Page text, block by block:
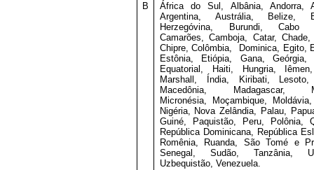
B
África do Sul, Albânia, Andorra,
Argentina, Austrália, Belize,
Herzegóvina, Burundi, Cabo
Camarões, Camboja, Catar, Chade,
Chipre, Colômbia, Dominica, Egito,
Estônia, Etiópia, Gana, Geórgia,
Equatorial, Haiti, Hungria,
Marshall, Índia, Kiribati,
Macedônia, Madagascar,
Micronésia, Moçambique,
Nigéria, Nova Zelândia, Palau,
Guiné, Paquistão, Peru, Polônia,
República Dominicana, República
Romênia, Ruanda, São Tomé e
Senegal, Sudão, Tanzânia,
Uzbequistão, Venezuela.